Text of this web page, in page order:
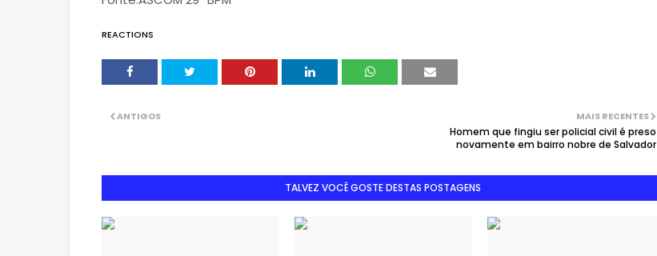
REACTIONS
MAIS RECENTES
Homem que fingiu ser policial civil é preso
novamente em bairro nobre de Salvador
ANTIGOS
TALVEZ VOCÊ GOSTE DESTAS POSTAGENS